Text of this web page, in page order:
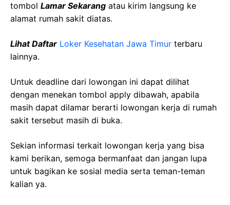
tombol Lamar Sekarang atau kirim langsung ke
alamat rumah sakit diatas.
Lihat Daftar Loker Kesehatan Jawa Timur terbaru
lainnya.
Untuk deadline dari lowongan ini dapat dilihat
dengan menekan tombol apply dibawah, apabila
masih dapat dilamar berarti lowongan kerja di rumah
sakit tersebut masih di buka.
Sekian informasi terkait lowongan kerja yang bisa
kami berikan, semoga bermanfaat dan jangan lupa
untuk bagikan ke sosial media serta teman-teman
kalian ya.